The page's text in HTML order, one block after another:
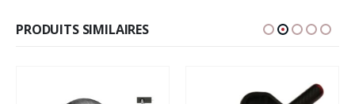
PRODUITS SIMILAIRES